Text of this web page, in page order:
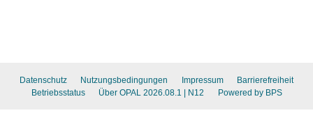
Datenschutz Nutzungsbedingungen Impressum
Barrierefreiheit
Betriebsstatus
Über OPAL 2026.08.1 | N12 Powered by BPS